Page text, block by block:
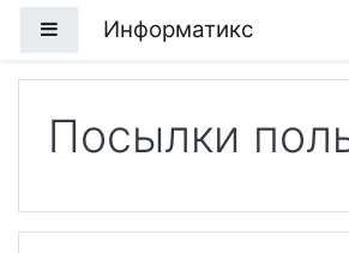
Боковая панель
Информатикс
Посылки